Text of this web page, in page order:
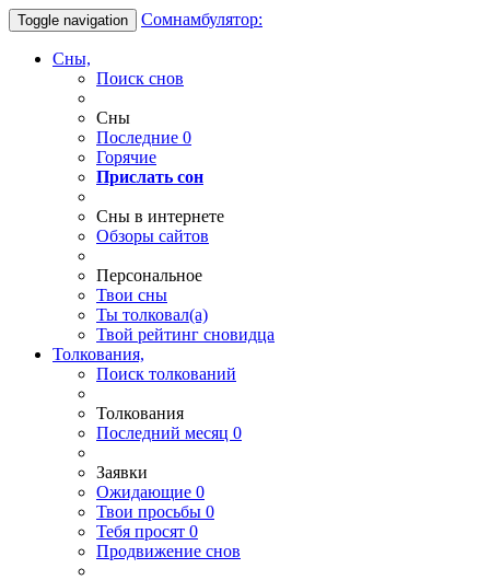
Toggle navigation Сомнамбулятор:
Сны,
Поиск снов
Сны
Последние 0
Горячие
Прислать сон
Сны в интернете
Обзоры сайтов
Персональное
Твои сны
Ты толковал(а)
Твой рейтинг сновидца
Толкования,
Поиск толкований
Толкования
Последний месяц 0
Заявки
Ожидающие 0
Твои просьбы 0
Тебя просят 0
Продвижение снов